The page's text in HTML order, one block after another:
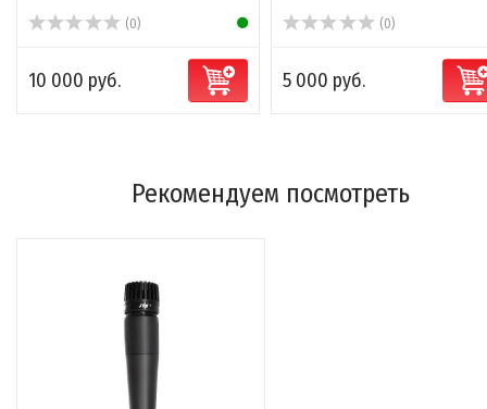
(0)
10 000 руб.
(0)
5 000 руб.
Рекомендуем посмотреть